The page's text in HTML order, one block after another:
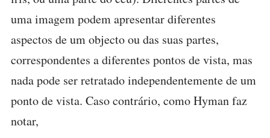
uma imagem podem apresentar diferentes
aspectos de um objecto ou das suas partes,
correspondentes a diferentes pontos de vista, mas
nada pode ser retratado independentemente de um
ponto de vista. Caso contrário, como Hyman faz
notar,